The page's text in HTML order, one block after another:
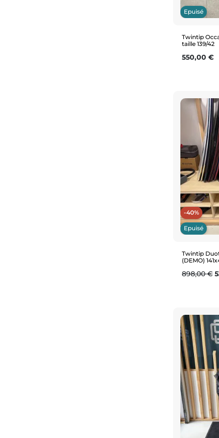
Epuisé
Twintip
taille 139/42
Prix
550,00 €
-40%
Epuisé
Twintip
(DEMO)
Prix de
898,00 €